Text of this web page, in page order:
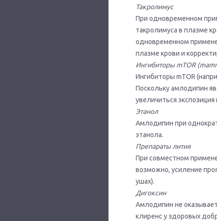
Такролимус
При одновременном
такролимуса в плазме
одновременном
плазме крови и
Ингибиторы mTOR(
Ингибиторы mTOR
Поскольку амлодипин
увеличиться
Этанол
Амлодипин при
этанола.
Препараты лития
При совместном
возможно, усиление
ушах).
Дигоксин
Амлодипин не
клиренс у здоровых